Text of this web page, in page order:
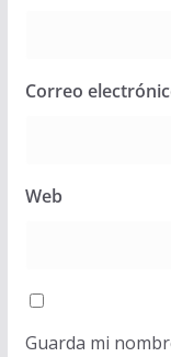
Correo
Web
Guarda mi